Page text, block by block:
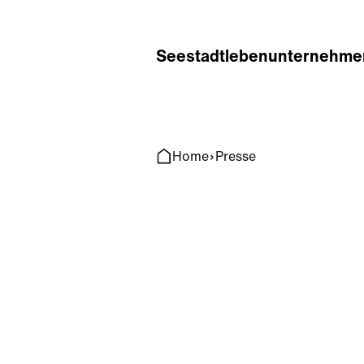
Seestadtleben
Home Presse